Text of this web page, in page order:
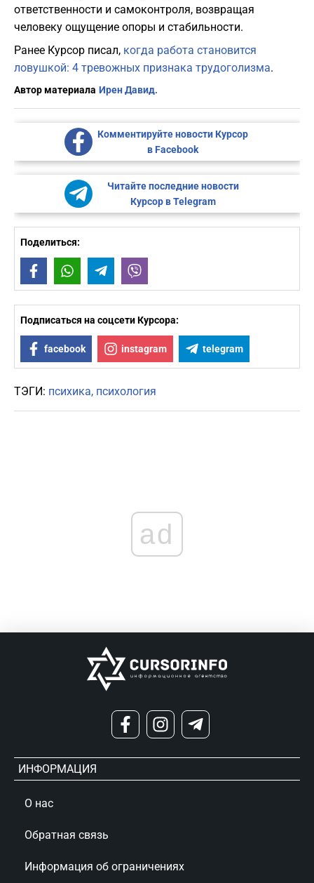
ответственности и самоконтроля, возвращая
человеку ощущение опоры и стабильности.
Ранее Курсор писал, когда работа становится
ловушкой: 4 тревожных признака трудоголизма.
Автор материала Ирен Давид.
Комментируйте новости Курсор
в Facebook
Читайте последние новости
Курсор в Telegram
Поделиться:
FacebookWhatsAppTelegram
Подписаться на соцсети Курсора:
facebook instagram telegram
ТЭГИ: психика психология
ad
ИНФОРМАЦИЯ
О нас
Обратная связь
Информация об ограничениях